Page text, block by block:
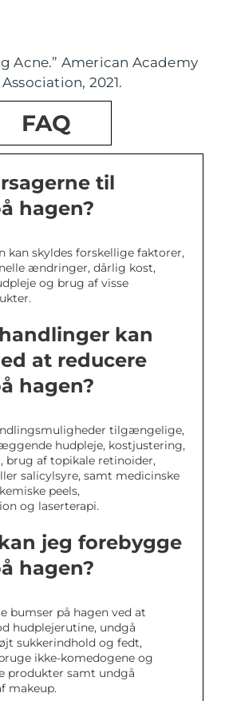
Acne.” American Academy
2021.
FAQ
til
hagen?
kan skyldes forskellige faktorer,
ændringer, dårlig kost,
og brug af visse
kan
at reducere
hagen?
tilgængelige,
hudpleje, kostjustering,
brug af topikale retinoider,
salicylsyre, samt medicinske
peels,
og laserterapi.
jeg forebygge
hagen?
bumser på hagen ved at
hudplejerutine, undgå
sukkerindhold og fedt,
ikke-komedogene og
produkter samt undgå
makeup.